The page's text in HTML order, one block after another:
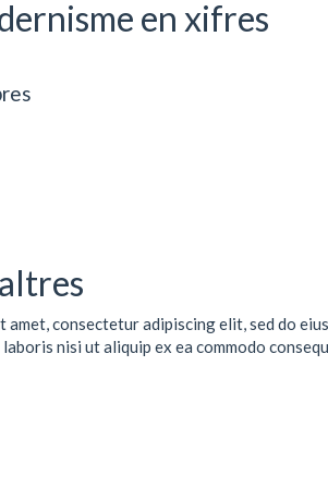
en xifres
amet, consectetur adipiscing elit, sed do
nisi ut aliquip ex ea commodo